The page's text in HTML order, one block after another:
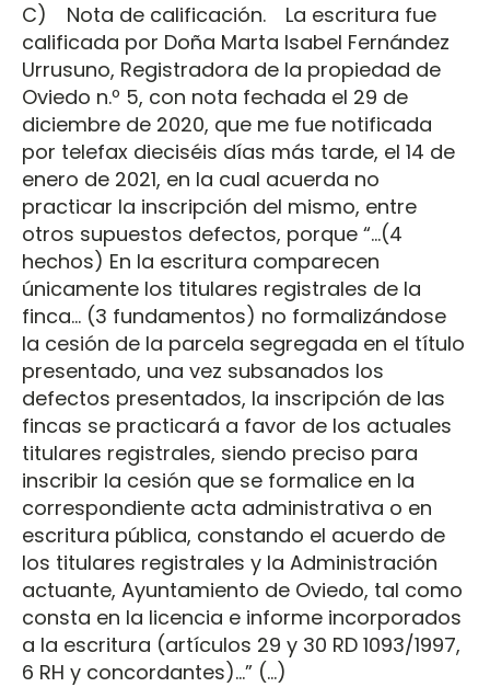
C) Nota de calificación. La escritura fue
calificada por Doña Marta Isabel Fernández
Urrusuno, Registradora de la propiedad de
Oviedo n.º 5, con nota fechada el 29 de
diciembre de 2020, que me fue notificada
por telefax dieciséis días más tarde, el 14 de
enero de 2021, en la cual acuerda no
practicar la inscripción del mismo, entre
otros supuestos defectos, porque “...(4
hechos) En la escritura comparecen
únicamente los titulares registrales de la
finca... (3 fundamentos) no formalizándose
la cesión de la parcela segregada en el título
presentado, una vez subsanados los
defectos presentados, la inscripción de las
fincas se practicará a favor de los actuales
titulares registrales, siendo preciso para
inscribir la cesión que se formalice en la
correspondiente acta administrativa o en
escritura pública, constando el acuerdo de
los titulares registrales y la Administración
actuante, Ayuntamiento de Oviedo, tal como
consta en la licencia e informe incorporados
a la escritura (artículos 29 y 30 RD 1093/1997,
6 RH y concordantes)...” (…)